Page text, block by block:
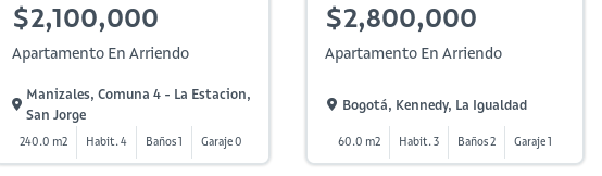
$2,100,000
Apartamento En Arriendo
Manizales, Comuna 4 - La Estacion,
San Jorge
240.0 m2 Habit. 4 Baños 1 Garaje 0
$2,800,000
Apartamento En Arriendo
Bogotá, Kennedy, La Igualdad
60.0 m2 Habit. 3 Baños 2 Garaje 1